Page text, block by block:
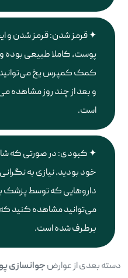
قرمز شدن: قرمز شدن و
پوست، کاملا طبیعی بوده و
کمک کمپرس یخ می‌توانید
و بعد از چند روز مشاهده
است.
کبودی: در صورتی که
خود بودید، نیازی به
داروهایی که توسط پزشک
می‌توانید مشاهده کنید
برطرف شده است.
دسته بعدی از عوارضجوانسازی